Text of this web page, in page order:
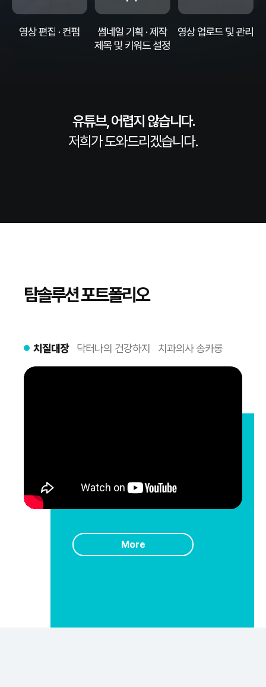
유튜브, 어렵지 않습니다.
저희가 도와드리겠습니다.
탐솔루션 포트폴리오
치질대장 닥터나의 건강하지 치과의사 송카롱
More